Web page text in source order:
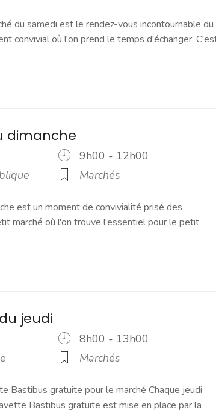
du samedi est le rendez-vous incontournable du
convivial où l'on prend le temps d'échanger.
dimanche
9h00 - 12h00
Marchés
est un moment de convivialité prisé des
marché où l'on trouve l'essentiel pour le petit
jeudi
8h00 - 13h00
Marchés
Bastibus gratuite pour le marché Chaque jeudi
Bastibus gratuite est mise en place par la